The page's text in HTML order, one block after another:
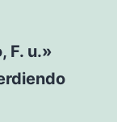
F. u.»